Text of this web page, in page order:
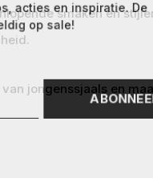
acties en inspiratie. De
op sale!
ABONNEER
smaken en
jongenssjaals en